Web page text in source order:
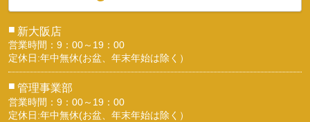
■ 新大阪店
営業時間：9：00～19：00
定休日:年中無休(お盆、年末年始は除く）
■ 管理事業部
営業時間：9：00～19：00
定休日:年中無休(お盆、年末年始は除く）